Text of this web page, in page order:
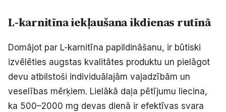
L-karnitīna iekļaušana ikdienas rutīnā
Domājot par L-karnitīna papildināšanu, ir būtiski
izvēlēties augstas kvalitātes produktu un pielāgot
devu atbilstoši individuālajām vajadzībām un
veselības mērķiem. Lielākā daļa pētījumu liecina,
ka 500–2000 mg devas dienā ir efektīvas svara